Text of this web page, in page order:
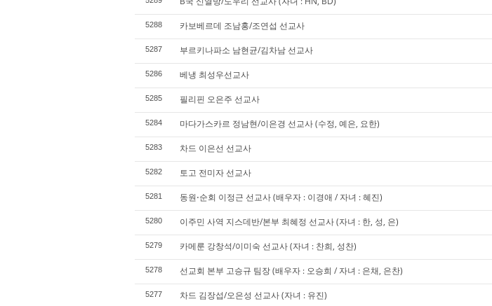
5288 카보베르데 조남홍/조연섭 선교사
5287 부르키나파소 남현균/김차남 선교사
5286 베냉 최성우선교사
5285 필리핀 오은주 선교사
5284 마다가스카르 정남현/이은경 선교사 (수정, 예은, 요한)
5283 차드 이은선 선교사
5282 토고 전미자 선교사
5281 동원⋅순회 이정근 선교사 (배우자 : 이경애 / 자녀 : 혜진)
5280 이주민 사역 지스데반/본부 최혜정 선교사 (자녀 : 한, 성, 은)
5279 카메룬 강창석/이미숙 선교사 (자녀 : 찬희, 성찬)
5278 선교회 본부 고승규 팀장 (배우자 : 오승희 / 자녀 : 은채, 은찬)
5277 차드 김장섭/오은성 선교사 (자녀 : 유진)